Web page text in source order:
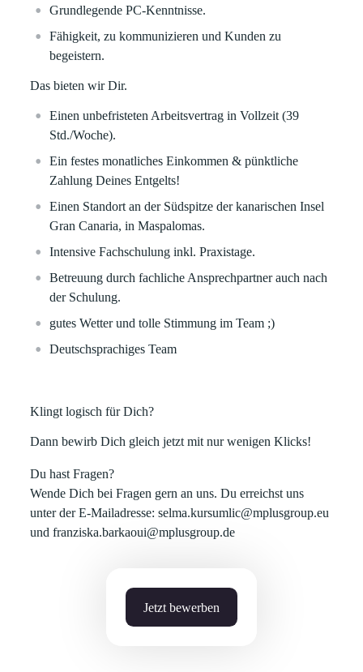
Grundlegende PC-Kenntnisse.
Fähigkeit, zu kommunizieren und Kunden zu
begeistern.
Das bieten wir Dir.
Einenunbefristeten Arbeitsvertrag in Vollzeit (39
Std./Woche).
Einfestes monatliches Einkommen & pünktliche
Zahlung Deines Entgelts!
Einen Standort an der Südspitze der kanarischen Insel
Gran Canaria, in Maspalomas.
Intensive Fachschulung inkl. Praxistage.
Betreuung durch fachliche Ansprechpartner auch nach
der Schulung.
gutes Wetter und tolle Stimmung im Team ;)
Deutschsprachiges Team
Klingt logisch für Dich?
Dann bewirb Dich gleich jetzt mit nur wenigen Klicks!
Du hast Fragen?
Wende Dich bei Fragen gern an uns. Du erreichst uns
unter der E-Mailadresse: selma.kursumlic@mplusgroup.eu
und franziska.barkaoui@mplusgroup.de
Jetzt bewerben